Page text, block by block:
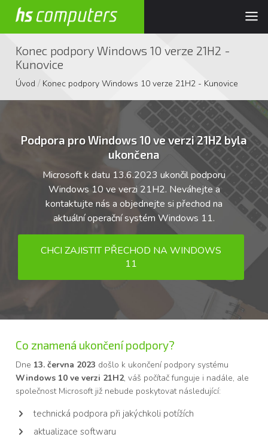
Konec podpory Windows 10 verze 21H2 -
Kunovice
Úvod / Konec podpory Windows 10 verze 21H2 - Kunovice
Podpora pro Windows 10 ve verzi 21H2 byla
ukončena
Microsoft k datu 13.6.2023 ukončil podporu
Windows 10 ve verzi 21H2. Neváhejte a
kontaktujte nás a objednejte si přechod na
aktuální operační systém Windows 11.
CHCI ZAJISTIT PŘECHOD NA WINDOWS
11
Co znamená ukončení podpory?
Dne 13. června 2023 došlo k ukončení podpory systému
Windows 10 ve verzi 21H2, váš počítač funguje i nadále, ale
společnost Microsoft již nebude poskytovat následující:
technická podpora při jakýchkoli potížích
aktualizace softwaru